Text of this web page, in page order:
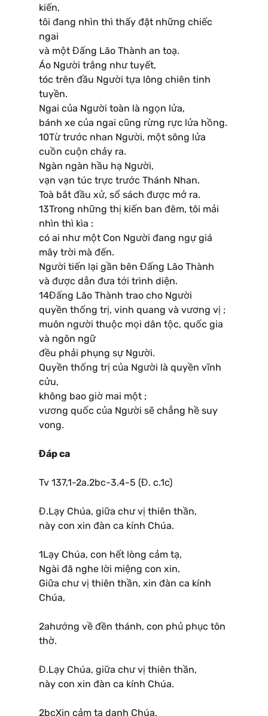
kiến,
tôi đang nhìn thì thấy đặt những chiếc
ngai
và một Đấng Lão Thành an toạ.
Áo Người trắng như tuyết,
tóc trên đầu Người tựa lông chiên tinh
tuyền.
Ngai của Người toàn là ngọn lửa,
bánh xe của ngai cũng rừng rực lửa hồng.
10Từ trước nhan Người, một sông lửa
cuồn cuộn chảy ra.
Ngàn ngàn hầu hạ Người,
vạn vạn túc trực trước Thánh Nhan.
Toà bắt đầu xử, sổ sách được mở ra.
13Trong những thị kiến ban đêm, tôi mải
nhìn thì kìa :
có ai như một Con Người đang ngự giá
mây trời mà đến.
Người tiến lại gần bên Đấng Lão Thành
và được dẫn đưa tới trình diện.
14Đấng Lão Thành trao cho Người
quyền thống trị, vinh quang và vương vị ;
muôn người thuộc mọi dân tộc, quốc gia
và ngôn ngữ
đều phải phụng sự Người.
Quyền thống trị của Người là quyền vĩnh
cửu,
không bao giờ mai một ;
vương quốc của Người sẽ chẳng hề suy
vong.
Đáp ca
Tv 137,1-2a.2bc-3.4-5 (Đ. c.1c)
Đ.Lạy Chúa, giữa chư vị thiên thần,
này con xin đàn ca kính Chúa.
1Lạy Chúa, con hết lòng cảm tạ,
Ngài đã nghe lời miệng con xin.
Giữa chư vị thiên thần, xin đàn ca kính
Chúa,
2ahướng về đền thánh, con phủ phục tôn
thờ.
Đ.Lạy Chúa, giữa chư vị thiên thần,
này con xin đàn ca kính Chúa.
2bcXin cảm tạ danh Chúa,